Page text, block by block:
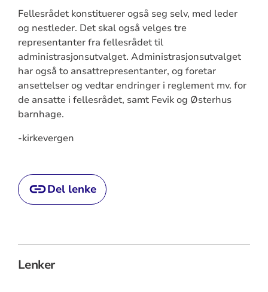
Fellesrådet konstituerer også seg selv, med leder
og nestleder. Det skal også velges tre
representanter fra fellesrådet til
administrasjonsutvalget. Administrasjonsutvalget
har også to ansattrepresentanter, og foretar
ansettelser og vedtar endringer i reglement mv. for
de ansatte i fellesrådet, samt Fevik og Østerhus
barnhage.
-kirkevergen
Del lenke
Lenker